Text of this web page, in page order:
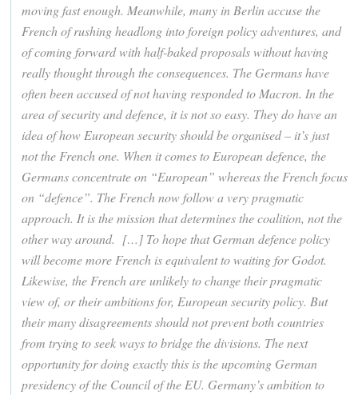
moving fast enough. Meanwhile, many in Berlin accuse the
French of rushing headlong into foreign policy adventures, and
of coming forward with half-baked proposals without having
really thought through the consequences. The Germans have
often been accused of not having responded to Macron. In the
area of security and defence, it is not so easy. They do have an
idea of how European security should be organised – it’s just
not the French one. When it comes to European defence, the
Germans concentrate on “European” whereas the French focus
on “defence”. The French now follow a very pragmatic
approach. It is the mission that determines the coalition, not the
other way around. […] To hope that German defence policy
will become more French is equivalent to waiting for Godot.
Likewise, the French are unlikely to change their pragmatic
view of, or their ambitions for, European security policy. But
their many disagreements should not prevent both countries
from trying to seek ways to bridge the divisions. The next
opportunity for doing exactly this is the upcoming German
presidency of the Council of the EU. Germany’s ambition to